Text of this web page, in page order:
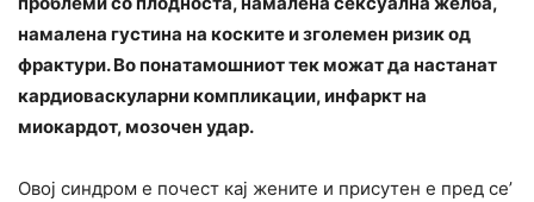
намалена густина на коските и зголемен ризик од
фрактури. Во понатамошниот тек можат да настанат
кардиоваскуларни компликации, инфаркт на
миокардот, мозочен удар.
Овој синдром е почест кај жените и присутен е пред се’